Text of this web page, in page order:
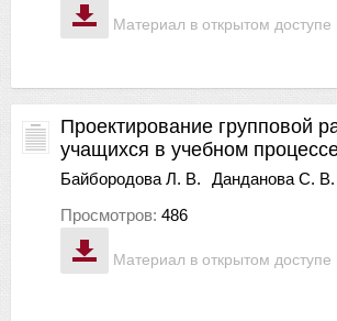
Материал в открытом доступе
Материал в открытом доступе
Проектирование групповой
учащихся в учебном
Байбородова Л. В.
Данданова С. В.
Просмотров: 486